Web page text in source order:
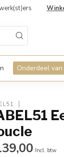
Onderdeel
Incl. btw